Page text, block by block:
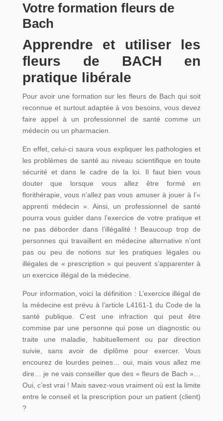
Votre formation fleurs de
Bach
Apprendre et utiliser les
fleurs de BACH en
pratique libérale
Pour avoir une formation sur les fleurs de Bach qui soit
reconnue et surtout adaptée à vos besoins, vous devez
faire appel à un professionnel de santé comme un
médecin ou un pharmacien.
En effet, celui-ci saura vous expliquer les pathologies et
les problèmes de santé au niveau scientifique en toute
sécurité et dans le cadre de la loi. Il faut bien vous
douter que lorsque vous allez être formé en
florithérapie, vous n’allez pas vous amuser à jouer à l’«
apprenti médecin ». Ainsi, un professionnel de santé
pourra vous guider dans l’exercice de votre pratique et
ne pas déborder dans l’illégalité ! Beaucoup trop de
personnes qui travaillent en médecine alternative n’ont
pas ou peu de notions sur les pratiques légales ou
illégales de « prescription » qui peuvent s’apparenter à
un exercice illégal de la médecine.
Pour information, voici la définition : L’exercice illégal de
la médecine est prévu à l’article L4161-1 du Code de la
santé publique. C’est une infraction qui peut être
commise par une personne qui pose un diagnostic ou
traite une maladie, habituellement ou par direction
suivie, sans avoir de diplôme pour exercer. Vous
encourez de lourdes peines… oui, mais vous allez me
dire… je ne vais conseiller que des « fleurs de Bach »…
Oui, c’est vrai ! Mais savez-vous vraiment où est la limite
entre le conseil et la prescription pour un patient (client)
?